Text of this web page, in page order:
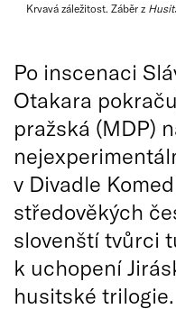
Krvavá záležitost. Záběr z
Po inscenaci
Otakara
pražská (MDP)
v Divadle
středověkých
slovenští tvůrci
k uchopení
husitské trilogie.